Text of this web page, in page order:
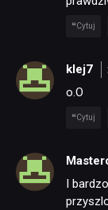
Cytuj
klej7
o.O
Cytuj
I